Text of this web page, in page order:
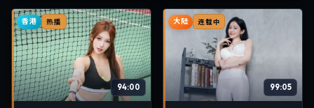
香港 热播
94:00
大陆 连载中
99:05